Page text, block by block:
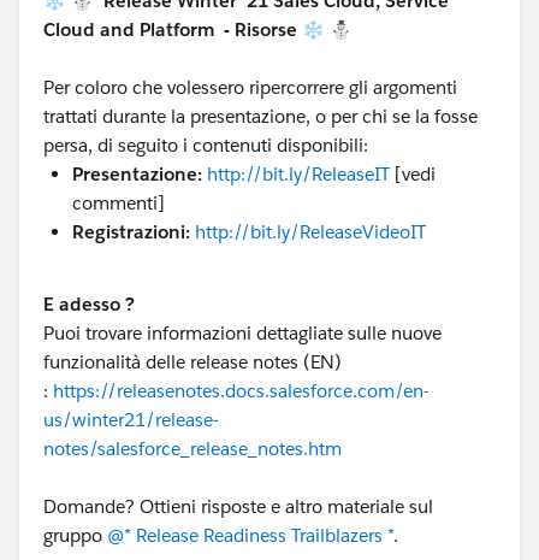
Cloud and Platform - Risorse ❄️ ⛄
Per coloro che volessero ripercorrere gli argomenti
trattati durante la presentazione, o per chi se la fosse
persa, di seguito i contenuti disponibili:
Presentazione: http://bit.ly/ReleaseIT[vedi
commenti]
Registrazioni: http://bit.ly/ReleaseVideoIT
E adesso ?
Puoi trovare informazioni dettagliate sulle nuove
funzionalità delle release notes (EN)
: https://releasenotes.docs.salesforce.com/en-
us/winter21/release-
notes/salesforce_release_notes.htm
Domande? Ottieni risposte e altro materiale sul
gruppo @* Release Readiness Trailblazers *.